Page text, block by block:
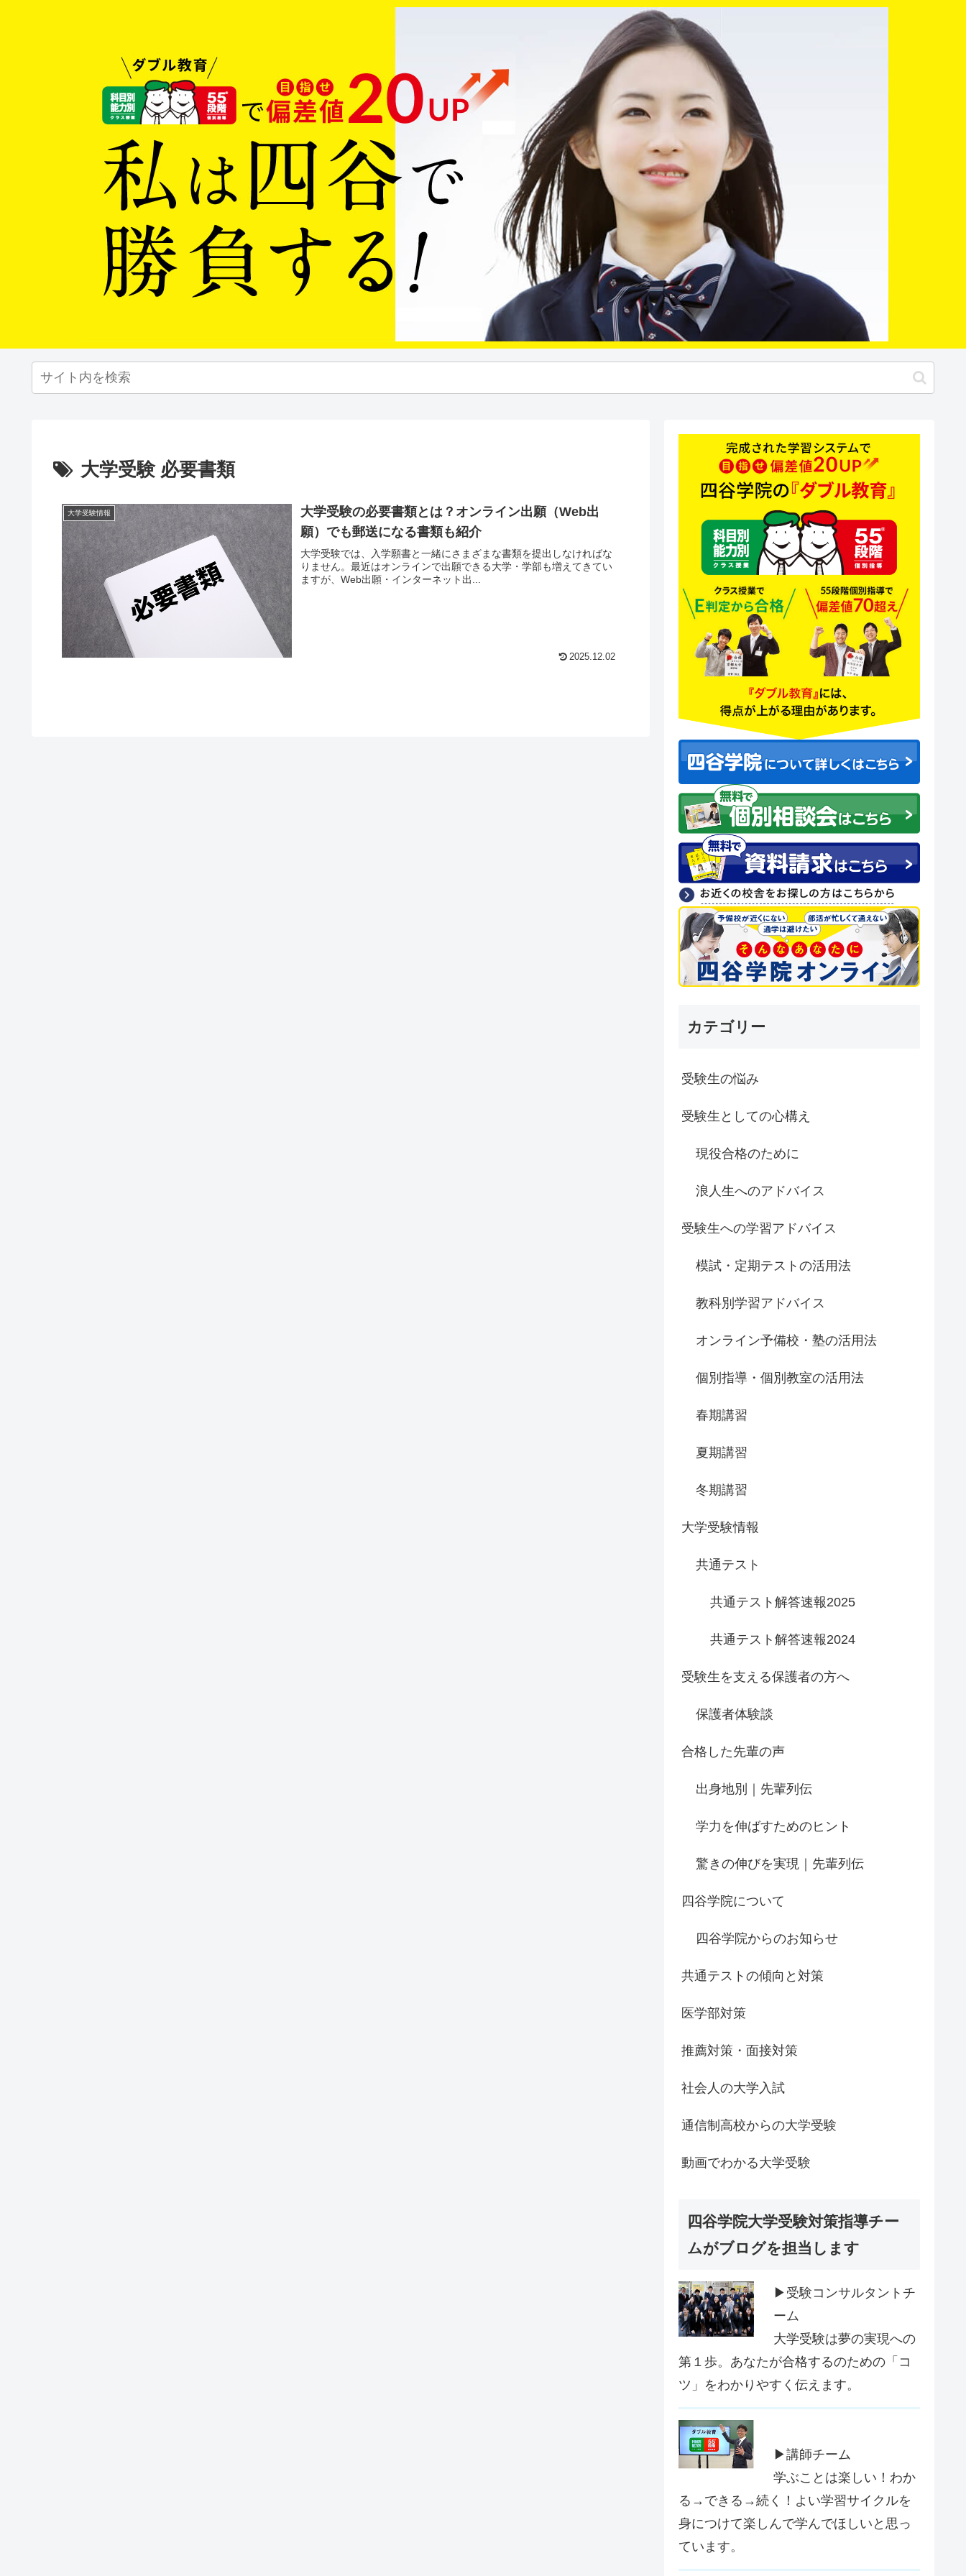
大学受験 必要書類
大学受験情報
大学受験の必要書類とは？オンライン出願（Web出
願）でも郵送になる書類も紹介
大学受験では、入学願書と一緒にさまざまな書類を提出しなければな
りません。最近はオンラインで出願できる大学・学部も増えてきてい
ますが、Web出願・インターネット出...
2025.12.02
カテゴリー
受験生の悩み
受験生としての心構え
現役合格のために
浪人生へのアドバイス
受験生への学習アドバイス
模試・定期テストの活用法
教科別学習アドバイス
オンライン予備校・塾の活用法
個別指導・個別教室の活用法
春期講習
夏期講習
冬期講習
大学受験情報
共通テスト
共通テスト解答速報2025
共通テスト解答速報2024
受験生を支える保護者の方へ
保護者体験談
合格した先輩の声
出身地別｜先輩列伝
学力を伸ばすためのヒント
驚きの伸びを実現｜先輩列伝
四谷学院について
四谷学院からのお知らせ
共通テストの傾向と対策
医学部対策
推薦対策・面接対策
社会人の大学入試
通信制高校からの大学受験
動画でわかる大学受験
四谷学院大学受験対策指導チー
ムがブログを担当します
▶受験コンサルタントチ
ーム
大学受験は夢の実現への
第１歩。あなたが合格するのための「コ
ツ」をわかりやすく伝えます。
▶講師チーム
学ぶことは楽しい！わか
る→できる→続く！よい学習サイクルを
身につけて楽しんで学んでほしいと思っ
ています。